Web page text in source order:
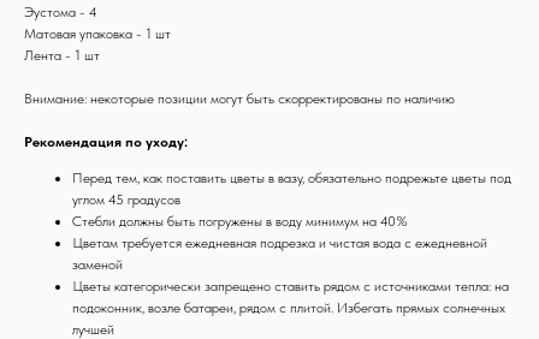
Эустома - 4
Матовая упаковка - 1 шт
Лента - 1 шт
Внимание: некоторые позиции могут быть скорректированы по наличию
Рекомендация по уходу:
Перед тем, как поставить цветы в вазу, обязательно подрежьте цветы под
углом 45 градусов
Стебли должны быть погружены в воду минимум на 40%
Цветам требуется ежедневная подрезка и чистая вода с ежедневной
заменой
Цветы категорически запрещено ставить рядом с источниками тепла: на
подоконник, возле батареи, рядом с плитой. Избегать прямых солнечных
лучшей